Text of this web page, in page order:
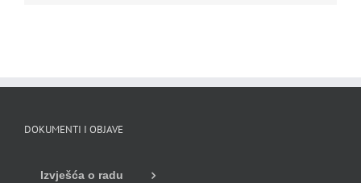
DOKUMENTI I OBJAVE
Izvješća o radu